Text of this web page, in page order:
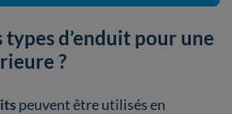
types d’enduit pour une
?
peuvent être utilisés en